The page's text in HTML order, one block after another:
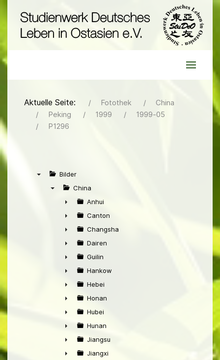
Aktuelle Seite: Fotothek
China
Peking
1999
1999-05
P1296
Bilder
China
►
Anhui
►
Canton
►
Changsha
►
Dairen
►
Guilin
►
Hankow
►
Hebei
►
Honan
►
Hubei
►
Hunan
►
Jiangsu
Jiangxi